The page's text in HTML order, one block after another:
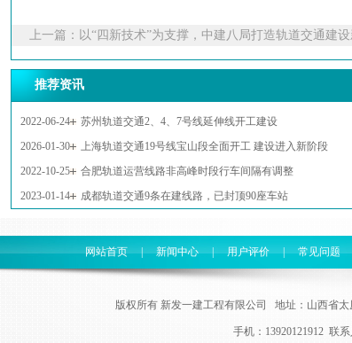
上一篇： 以“四新技术”为支撑，中建八局打造轨道交通建
推荐资讯
2022-06-24 苏州轨道交通2、4、7号线延伸线开工建设
2026-01-30
上海轨道交通19号线宝山段全面开工 建设进入新阶段
2022-10-25
合肥轨道运营线路非高峰时段行车间隔有调整
2023-01-14
成都轨道交通9条在建线路，已封顶90座车站
网站首页 | 新闻中心 | 用户评价 | 常见问题
版权所有 新发一建工程有限公司 地址：山西省
手机：13920121912 联